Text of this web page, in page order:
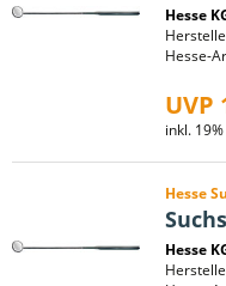
Hesse
Hesse-
UVP
inkl.
Hesse
Hesse